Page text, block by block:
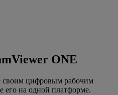
ONE
своим цифровым рабочим
его на одной платформе.